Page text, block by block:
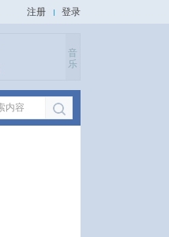
注册 登录
音
乐